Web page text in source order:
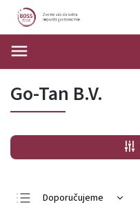
Go-Tan B.V.
Doporučujeme